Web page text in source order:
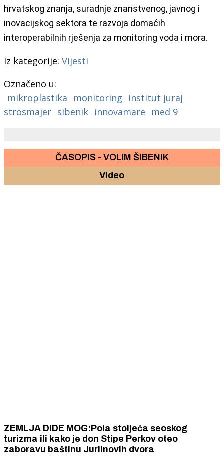
hrvatskog znanja, suradnje znanstvenog, javnog i
inovacijskog sektora te razvoja domaćih
interoperabilnih rješenja za monitoring voda i mora.
Iz kategorije: Vijesti
Označeno u:
mikroplastika
monitoring
institut juraj
strosmajer sibenik innovamare med 9
ČASOPIS - VOLIM ŠIBENIK
Video
ZEMLJA DIDE MOG:Pola stoljeća seoskog
turizma ili kako je don Stipe Perkov oteo
zaboravu baštinu Jurlinovih dvora